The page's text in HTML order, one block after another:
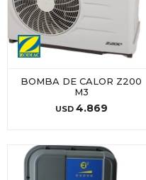
BOMBA DE CALOR Z200
M3
USD 4.869